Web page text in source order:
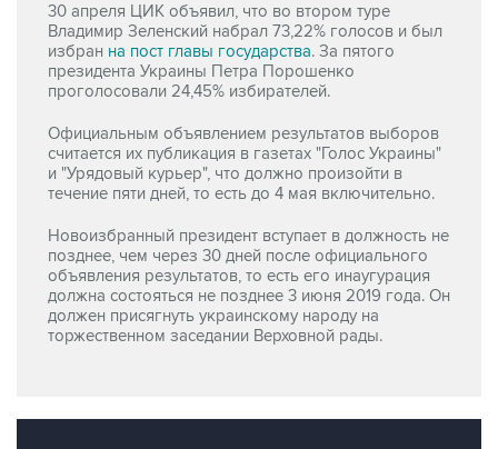
30 апреля ЦИК объявил, что во втором туре
Владимир Зеленский набрал 73,22% голосов и был
избран на пост главы государства. За пятого
президента Украины Петра Порошенко
проголосовали 24,45% избирателей.
Официальным объявлением результатов выборов
считается их публикация в газетах "Голос Украины"
и "Урядовый курьер", что должно произойти в
течение пяти дней, то есть до 4 мая включительно.
Новоизбранный президент вступает в должность не
позднее, чем через 30 дней после официального
объявления результатов, то есть его инаугурация
должна состояться не позднее 3 июня 2019 года. Он
должен присягнуть украинскому народу на
торжественном заседании Верховной рады.